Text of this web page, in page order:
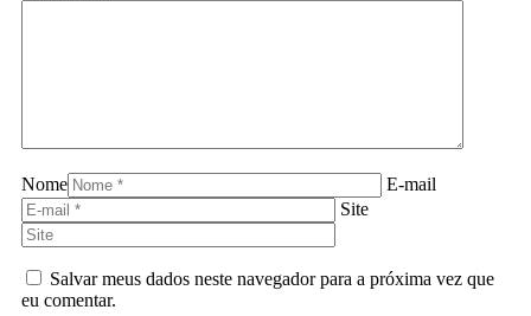
Nome
E-mail
Site
Salvar meus dados neste navegador para a próxima vez que
eu comentar.